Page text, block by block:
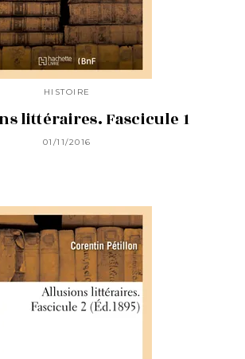
HISTOIRE
littéraires. Fascicule 1
01/11/2016